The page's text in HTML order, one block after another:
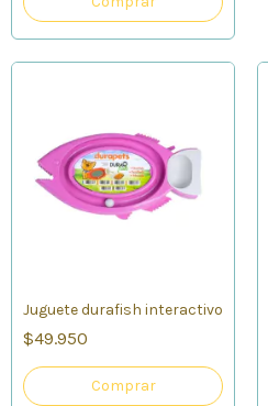
Juguete durafish interactivo
$49.950